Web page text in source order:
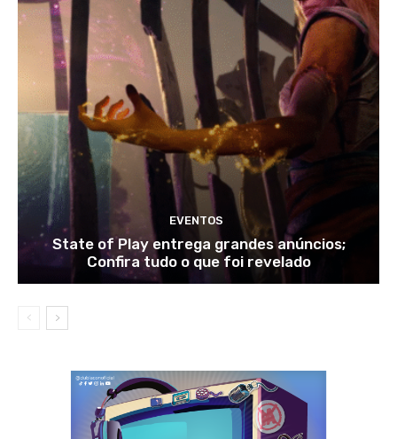
EVENTOS
State of Play entrega grandes anúncios;
Confira tudo o que foi revelado